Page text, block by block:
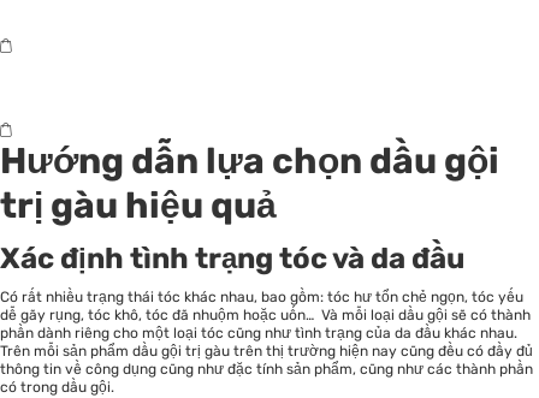
Hướng dẫn lựa chọn dầu gội
trị gàu hiệu quả
Xác định tình trạng tóc và da đầu
Có rất nhiều trạng thái tóc khác nhau, bao gồm: tóc hư tổn chẻ ngọn, tóc yếu
dễ gãy rụng, tóc khô, tóc đã nhuộm hoặc uốn… Và mỗi loại dầu gội sẽ có thành
phần dành riêng cho một loại tóc cũng như tình trạng của da đầu khác nhau.
Trên mỗi sản phẩm dầu gội trị gàu trên thị trường hiện nay cũng đều có đầy đủ
thông tin về công dụng cũng như đặc tính sản phẩm, cũng như các thành phần
có trong dầu gội.